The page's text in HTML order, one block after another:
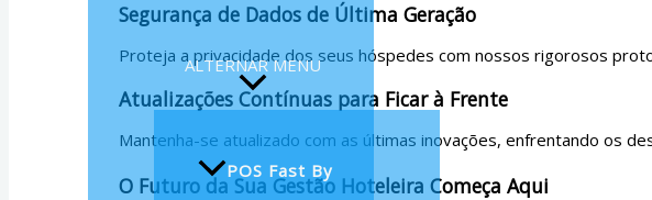
ALTERNAR MENU
POS Fast By
Segurança de Dados de Última Geração
Proteja a privacidade dos seus hóspedes com nossos rigorosos
Atualizações Contínuas para Ficar à Frente
Mantenha-se atualizado com as últimas inovações, enfrentando os
O Futuro da Sua Gestão Hoteleira Começa Aqui